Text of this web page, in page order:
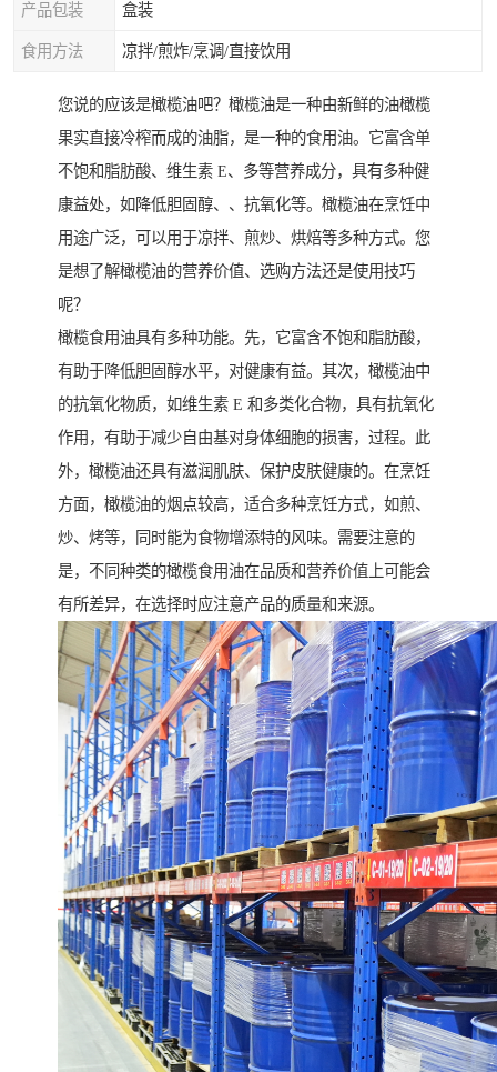
产品包装 盒装
食用方法 凉拌/煎炸/烹调/直接饮用
您说的应该是橄榄油吧？橄榄油是一种由新鲜的油橄榄
果实直接冷榨而成的油脂，是一种的食用油。它富含单
不饱和脂肪酸、维生素 E、多等营养成分，具有多种健
康益处，如降低胆固醇、、抗氧化等。橄榄油在烹饪中
用途广泛，可以用于凉拌、煎炒、烘焙等多种方式。您
是想了解橄榄油的营养价值、选购方法还是使用技巧
呢？
橄榄食用油具有多种功能。先，它富含不饱和脂肪酸，
有助于降低胆固醇水平，对健康有益。其次，橄榄油中
的抗氧化物质，如维生素 E 和多类化合物，具有抗氧化
作用，有助于减少自由基对身体细胞的损害，过程。此
外，橄榄油还具有滋润肌肤、保护皮肤健康的。在烹饪
方面，橄榄油的烟点较高，适合多种烹饪方式，如煎、
炒、烤等，同时能为食物增添特的风味。需要注意的
是，不同种类的橄榄食用油在品质和营养价值上可能会
有所差异，在选择时应注意产品的质量和来源。